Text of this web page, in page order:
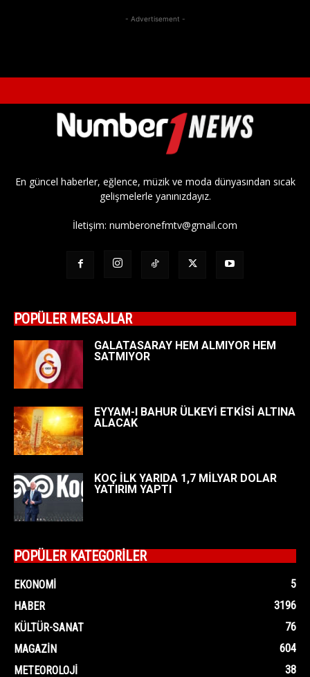
- Advertisement -
En güncel haberler, eğlence, müzik ve moda dünyasından sıcak
gelişmelerle yanınızdayız.
İletişim: numberonefmtv@gmail.com
POPÜLER MESAJLAR
GALATASARAY HEM ALMIYOR HEM
SATMIYOR
EYYAM-I BAHUR ÜLKEYİ ETKİSİ ALTINA
ALACAK
KOÇ İLK YARIDA 1,7 MİLYAR DOLAR
YATIRIM YAPTI
POPÜLER KATEGORİLER
EKONOMI
5
HABER
3196
KÜLTÜR-SANAT
76
MAGAZIN
604
METEOROLOJI
38